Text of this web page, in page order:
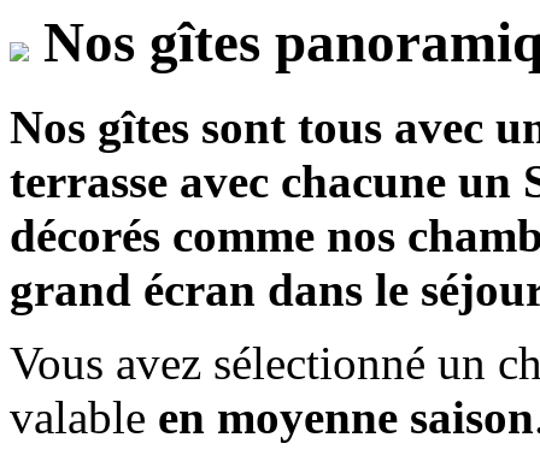
Nos gîtes
Nos gîtes sont tous avec
terrasse avec chacune un
décorés comme nos
grand écran dans le
Vous avez sélectionné un
valable en moyenne saison